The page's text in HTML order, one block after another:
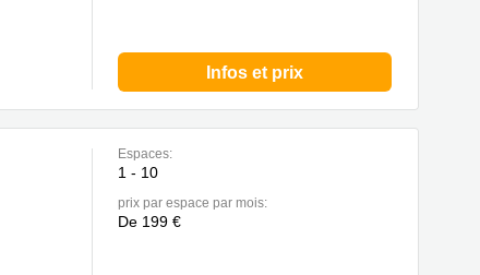
Infos et prix
Espaces:
1 - 10
prix par espace par mois:
De 199 €